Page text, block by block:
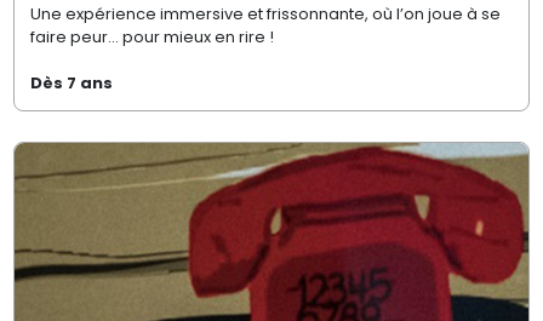
Une expérience immersive et frissonnante, où l’on joue à se
faire peur… pour mieux en rire !
Dès 7 ans